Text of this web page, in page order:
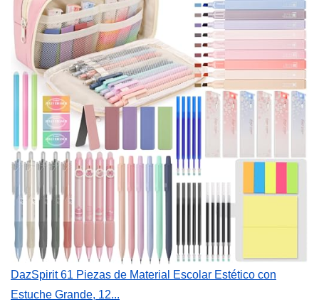
DazSpirit 61 Piezas de Material Escolar Estético con
Estuche Grande, 12...